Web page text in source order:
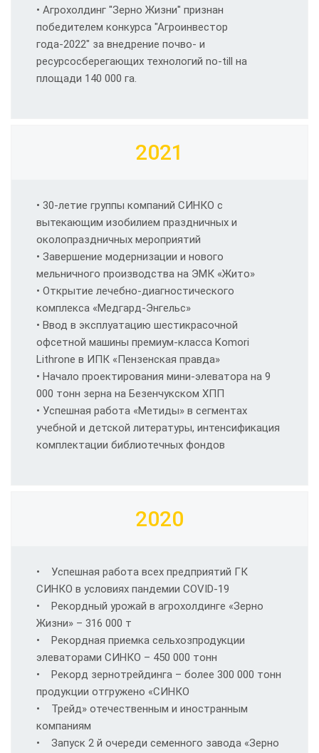
• Агрохолдинг "Зерно Жизни" признан
победителем конкурса "Агроинвестор
года-2022" за внедрение почво- и
ресурсосберегающих технологий no-till на
площади 140 000 га.
2021
• 30-летие группы компаний СИНКО с
вытекающим изобилием праздничных и
околопраздничных мероприятий
• Завершение модернизации и нового
мельничного производства на ЭМК «Жито»
• Открытие лечебно-диагностического
комплекса «Медгард-Энгельс»
• Ввод в эксплуатацию шестикрасочной
офсетной машины премиум-класса Komori
Lithrone в ИПК «Пензенская правда»
• Начало проектирования мини-элеватора на 9
000 тонн зерна на Безенчукском ХПП
• Успешная работа «Метиды» в сегментах
учебной и детской литературы, интенсификация
комплектации библиотечных фондов
2020
• Успешная работа всех предприятий ГК
СИНКО в условиях пандемии COVID-19
• Рекордный урожай в агрохолдинге «Зерно
Жизни» – 316 000 т
• Рекордная приемка сельхозпродукции
элеваторами СИНКО – 450 000 тонн
• Рекорд зернотрейдинга – более 300 000 тонн
продукции отгружено «СИНКО
• Трейд» отечественным и иностранным
компаниям
• Запуск 2 й очереди семенного завода «Зерно